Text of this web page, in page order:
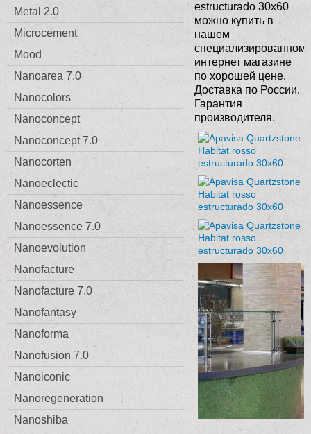
Metal 2.0
Microcement
Mood
Nanoarea 7.0
Nanocolors
Nanoconcept
Nanoconcept 7.0
Nanocorten
Nanoeclectic
Nanoessence
Nanoessence 7.0
Nanoevolution
Nanofacture
Nanofacture 7.0
Nanofantasy
Nanoforma
Nanofusion 7.0
Nanoiconic
Nanoregeneration
Nanoshiba
estructurado 30x60
можно купить в
нашем
специализированном
интернет магазине
по хорошей цене.
Доставка по России.
Гарантия
производителя.